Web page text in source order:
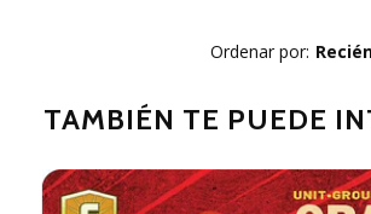
Ordenar por:
TAMBIÉN TE PUEDE